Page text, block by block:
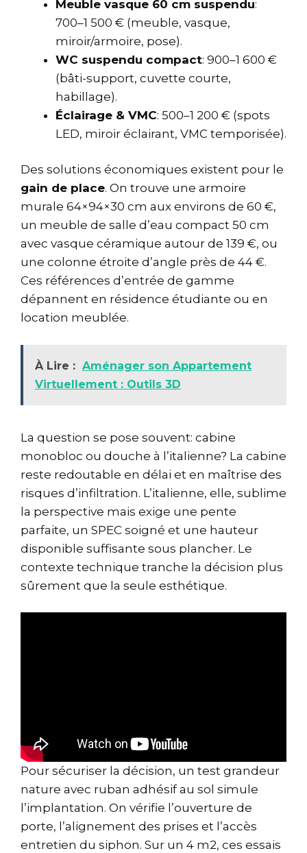
Meuble vasque 60 cm suspendu:
700–1 500 € (meuble, vasque,
miroir/armoire, pose).
WC suspendu compact: 900–1 600 €
(bâti-support, cuvette courte,
habillage).
Éclairage & VMC: 500–1 200 € (spots
LED, miroir éclairant, VMC temporisée).
Des solutions économiques existent pour le
gain de place. On trouve une armoire
murale 64×94×30 cm aux environs de 60 €,
un meuble de salle d’eau compact 50 cm
avec vasque céramique autour de 139 €, ou
une colonne étroite d’angle près de 44 €.
Ces références d’entrée de gamme
dépannent en résidence étudiante ou en
location meublée.
À Lire : Aménager son Appartement
Virtuellement : Outils 3D
La question se pose souvent: cabine
monobloc ou douche à l’italienne? La cabine
reste redoutable en délai et en maîtrise des
risques d’infiltration. L’italienne, elle, sublime
la perspective mais exige une pente
parfaite, un SPEC soigné et une hauteur
disponible suffisante sous plancher. Le
contexte technique tranche la décision plus
sûrement que la seule esthétique.
Pour sécuriser la décision, un test grandeur
nature avec ruban adhésif au sol simule
l’implantation. On vérifie l’ouverture de
porte, l’alignement des prises et l’accès
entretien du siphon. Sur un 4 m2, ces essais